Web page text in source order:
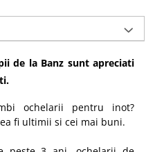
de la Banz sunt apreciati
ochelarii pentru inot?
fi ultimii si cei mai buni.